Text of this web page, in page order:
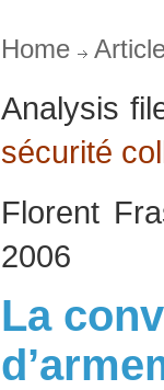
Home
Analysis
sécurité
Florent
2006
La